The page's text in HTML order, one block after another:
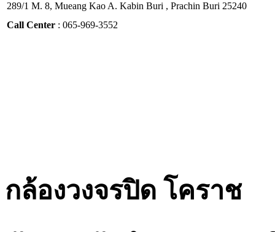
289/1 M. 8, Mueang Kao A. Kabin Buri , Prachin Buri 25240
Call Center : 065-969-3552
กล้องวงจรปิด โคราช